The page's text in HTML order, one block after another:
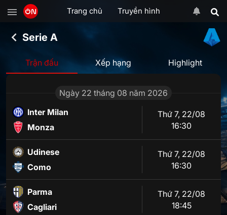
Trang chủ Truyền hình
Serie A
Trận đấu Xếp hạng Highlight
Ngày 22 tháng 08 năm 2026
Inter Milan
Monza
Thứ 7, 22/08
16:30
Udinese
Como
Thứ 7, 22/08
16:30
Parma
Cagliari
Thứ 7, 22/08
18:45